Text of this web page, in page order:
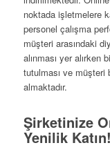
noktada işletmelere
personel çalışma
müşteri arasındaki
alınması yer alırken
tutulması ve müşteri
almaktadır.
Şirketinize
Yenilik Katın!